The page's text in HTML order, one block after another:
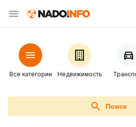
Все категории Недвижимость
Поиск